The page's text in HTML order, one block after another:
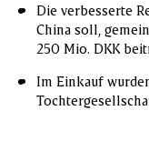
Die verbesserte
China soll,
250 Mio. DKK
Im Einkauf